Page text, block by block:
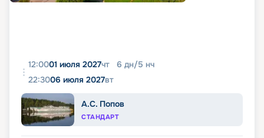
12:0001 июля 2027чт 6 дн/5 нч
22:3006 июля 2027вт
А.С. Попов
СТАНДАРТ